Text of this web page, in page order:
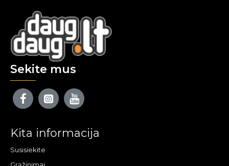
Sekite mus
Kita informacija
Susisiekite